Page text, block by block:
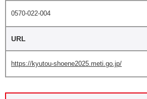
0570-022-004
URL
https://kyutou-shoene2025.meti.go.jp/